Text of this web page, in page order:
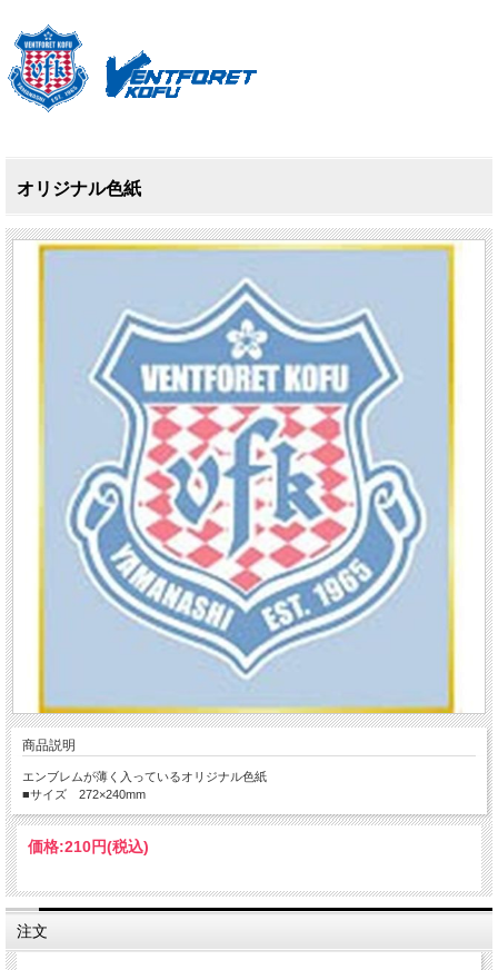
オリジナル色紙
商品説明
エンブレムが薄く入っているオリジナル色紙
■サイズ 272×240mm
価格:210円(税込)
注文